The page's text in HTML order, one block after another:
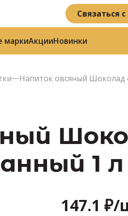
Связаться
маркиАкцииНовинки
Напиток овсяный
1
147.1 ₽/